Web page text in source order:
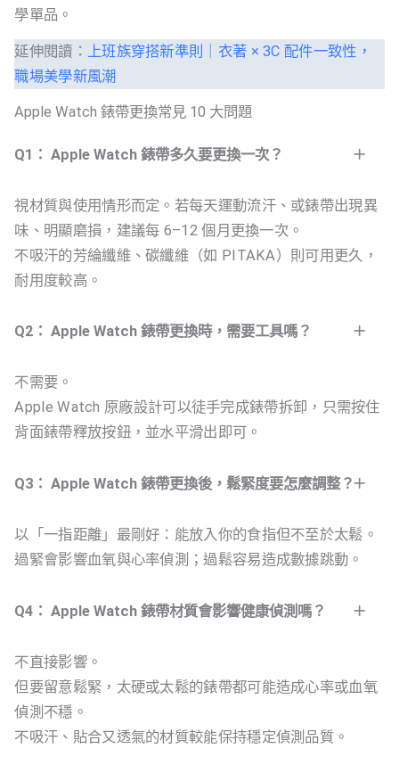
學單品。
延伸閱讀：
上班族穿搭新準則｜衣著 × 3C 配件一致性，
職場美學新風潮
Apple Watch 錶帶更換常見 10 大問題
Q1： Apple Watch 錶帶多久要更換一次？
視材質與使用情形而定。若每天運動流汗、或錶帶出現異
味、明顯磨損，建議每 6–12 個月更換一次。
不吸汗的芳綸纖維、碳纖維（如 PITAKA）則可用更久，
耐用度較高。
Q2： Apple Watch 錶帶更換時，需要工具嗎？
不需要。
Apple Watch 原廠設計可以徒手完成錶帶拆卸，只需按住
背面錶帶釋放按鈕，並水平滑出即可。
Q3： Apple Watch 錶帶更換後，鬆緊度要怎麼調整？
以「一指距離」最剛好：能放入你的食指但不至於太鬆。
過緊會影響血氧與心率偵測；過鬆容易造成數據跳動。
Q4： Apple Watch 錶帶材質會影響健康偵測嗎？
不直接影響。
但要留意鬆緊，太硬或太鬆的錶帶都可能造成心率或血氧
偵測不穩。
不吸汗、貼合又透氣的材質較能保持穩定偵測品質。